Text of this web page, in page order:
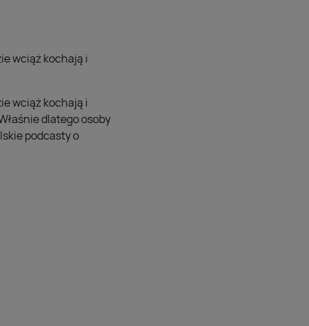
wciąż kochają i
wciąż kochają i
dlatego osoby
podcasty o